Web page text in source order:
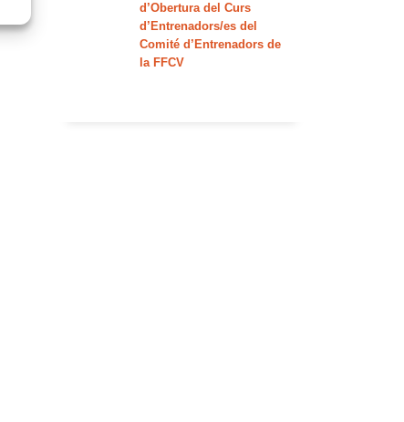
d’Obertura del Curs
d’Entrenadors/es del
Comité d’Entrenadors de
la FFCV